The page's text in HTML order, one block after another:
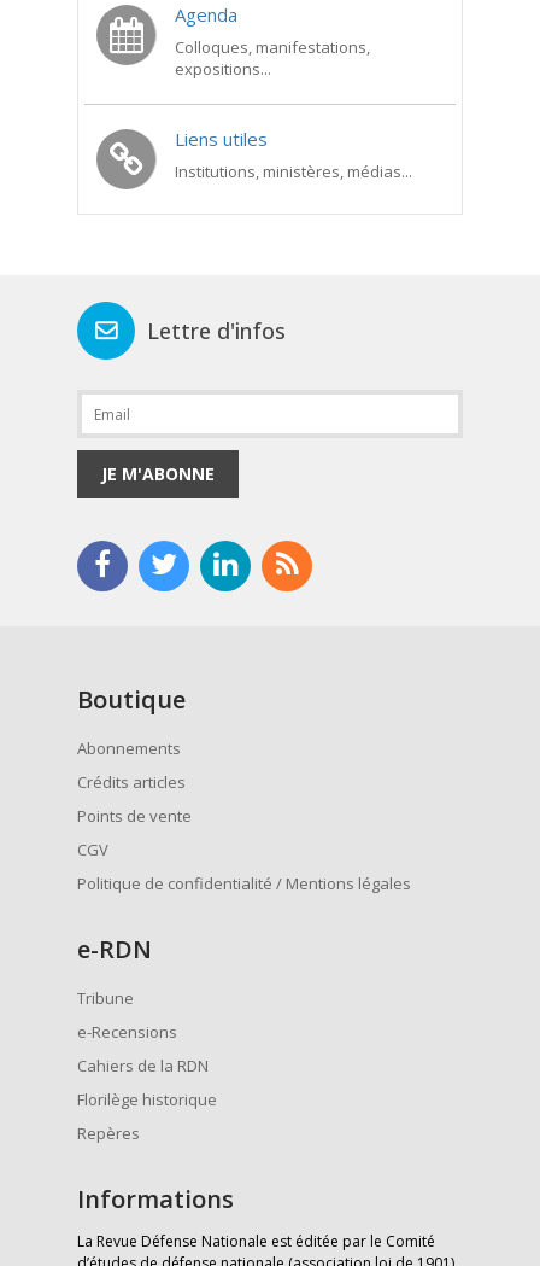
Agenda
Colloques, manifestations,
expositions...
Liens utiles
Institutions, ministères, médias...
Lettre d'infos
JE M'ABONNE
Boutique
Abonnements
Crédits articles
Points de vente
CGV
Politique de confidentialité / Mentions légales
e-RDN
Tribune
e-Recensions
Cahiers de la RDN
Florilège historique
Repères
Informations
La Revue Défense Nationale est éditée par le Comité